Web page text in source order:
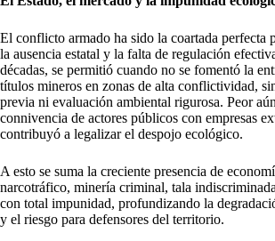
El conflicto armado ha sido la coartada perfecta
la ausencia estatal y la falta de regulación
décadas, se permitió cuando no se fomentó la
títulos mineros en zonas de alta conflictividad,
previa ni evaluación ambiental rigurosa. Peor
connivencia de actores públicos con empresas
contribuyó a legalizar el despojo ecológico.
A esto se suma la creciente presencia de
narcotráfico, minería criminal, tala
con total impunidad, profundizando la
y el riesgo para defensores del territorio.